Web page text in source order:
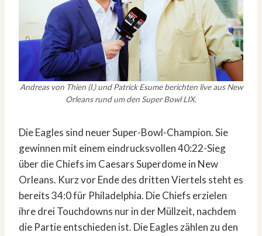
Andreas von Thien (l.) und Patrick Esume berichten live aus New
Orleans rund um den Super Bowl LIX.
Die Eagles sind neuer Super-Bowl-Champion. Sie
gewinnen mit einem eindrucksvollen 40:22-Sieg
über die Chiefs im Caesars Superdome in New
Orleans. Kurz vor Ende des dritten Viertels steht es
bereits 34:0 für Philadelphia. Die Chiefs erzielen
ihre drei Touchdowns nur in der Müllzeit, nachdem
die Partie entschieden ist. Die Eagles zählen zu den